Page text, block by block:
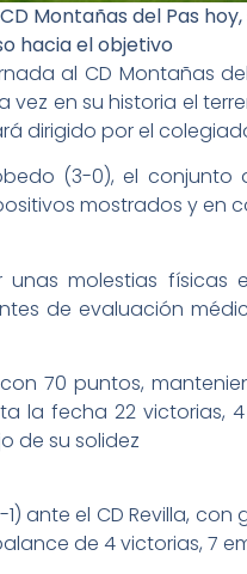
Montañas del Pas hoy,
hacia el objetivo
al CD Montañas
vez en su historia el
dirigido por el
(3-0), el conjunto
mostrados y en
molestias físicas
de evaluación
70 puntos,
la fecha 22 victorias,
de su solidez
ante el CD Revilla, con
de 4 victorias, 7